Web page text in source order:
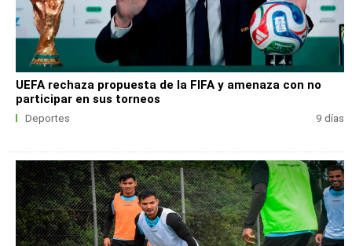
UEFA rechaza propuesta de la FIFA y amenaza con no
participar en sus torneos
Deportes 9 días